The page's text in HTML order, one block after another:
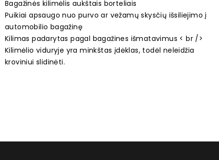
Bagažinės kilimėlis aukštais borteliais
Puikiai apsaugo nuo purvo ar vežamų skysčių išsiliejimo į
automobilio bagažinę
Kilimas padarytas pagal bagažines išmatavimus < br />
Kilimėlio viduryje yra minkštas įdėklas, todėl neleidžia
kroviniui slidinėti.